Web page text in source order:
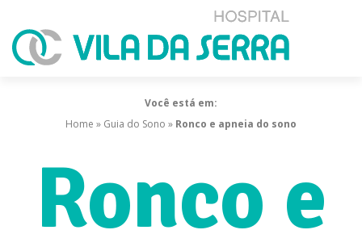
Você está em:
Home » Guia do Sono » Ronco e apneia do sono
Ronco e